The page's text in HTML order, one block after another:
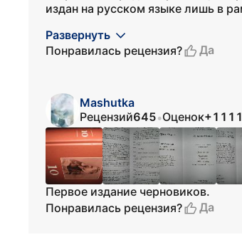
издан на русском языке лишь в
Развернуть
Понравилась рецензия?
Да
Mashutka
Рецензий645•Оценок+1111
Первое издание черновиков.
Понравилась рецензия?
Да